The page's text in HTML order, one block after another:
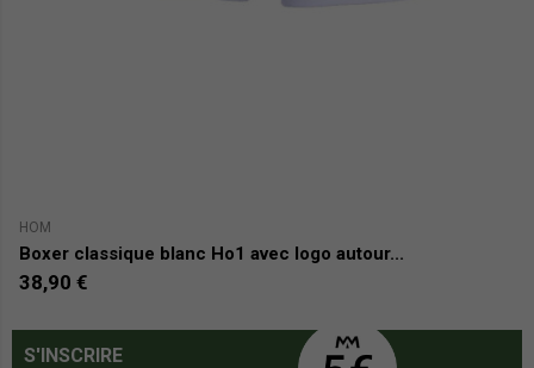
HOM
Boxer classique blanc Ho1 avec logo autour...
38,90 €
S'INSCRIRE